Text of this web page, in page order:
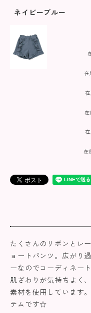
ネイビーブルー
在
在
たくさんのリボンとレ
ョートパンツ。広がり
ーなのでコーディネー
肌ざわりが気持ちよく
素材を使用しています
テムです☆